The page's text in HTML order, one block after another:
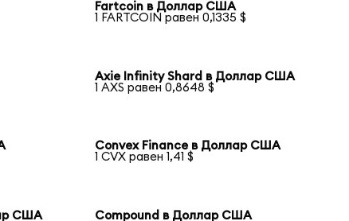
Fartcoin в Доллар США
1 FARTCOIN равен 0,1335 $
Axie Infinity Shard в Доллар США
1 AXS равен 0,8648 $
Convex Finance в Доллар США
1 CVX равен 1,41 $
США
Compound в Доллар США